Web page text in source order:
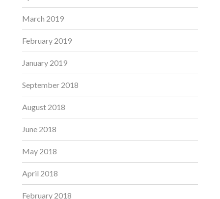
March 2019
February 2019
January 2019
September 2018
August 2018
June 2018
May 2018
April 2018
February 2018